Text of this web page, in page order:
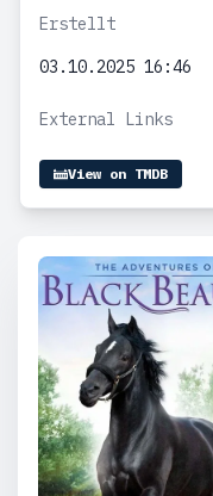
Erstellt
03.10.2025 16:46
External Links
View on TMDB